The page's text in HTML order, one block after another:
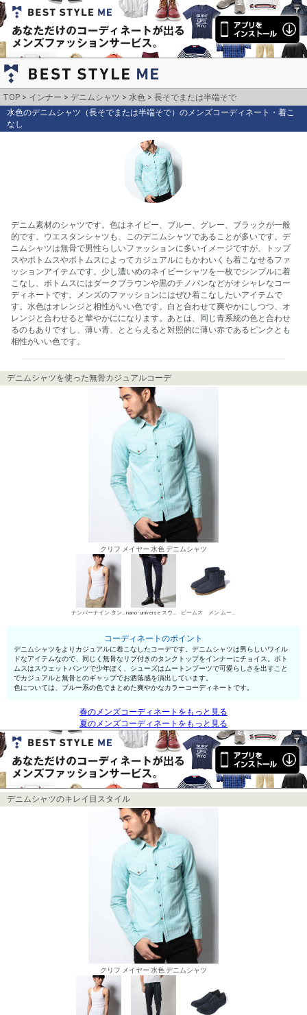
TOP インナー デニムシャツ 水色
長そでまたは半端そで
水色のデニムシャツ（長そでまたは半端そで）のメンズコーディネート・着こ
なし
デニム素材のシャツです。色はネイビー、ブルー、グレー、ブラックが一般
的です。ウエスタンシャツも、このデニムシャツであることが多いです。デ
ニムシャツは無骨で男性らしいファッションに多いイメージですが、トップ
スやボトムスやボトムスによってカジュアルにもかわいくも着こなせるファ
ッションアイテムです。少し濃いめのネイビーシャツを一枚でシンプルに着
こなし、ボトムスにはダークブラウンや黒のチノパンなどがオシャレなコー
ディネートです。メンズのファッションにはぜひ着こなしたいアイテムで
す。水色はオレンジと相性がいい色です。白と合わせて爽やかにしつつ、オ
レンジと合わせると華やかにになります。あとは、同じ青系統の色と合わせ
るのもありですし、薄い青、ととらえると対照的に薄い赤であるピンクとも
相性がいい色です。
デニムシャツを使った無骨カジュアルコーデ
クリフ メイヤー 水色 デニムシャツ
ナンバーナイン タンクトップ nano･universe スウェットパンツ ビームス メン ムートンブーツ
コーディネートのポイント
デニムシャツをよりカジュアルに着こなしたコーデです。デニムシャツは男らしいワイル
ドなアイテムなので、同じく無骨なリブ付きのタンクトップをインナーにチョイス。ボト
ムスはスウェットパンツで少年ぽく、シューズはムートンブーツで可愛らしさを出すこと
でカジュアルと無骨とのギャップでお洒落感を演出しています。
色については、ブルー系の色でまとめた爽やかなカラーコーディネートです。
春のメンズコーディネートをもっと見る
夏のメンズコーディネートをもっと見る
デニムシャツのキレイ目スタイル
クリフ メイヤー 水色 デニムシャツ